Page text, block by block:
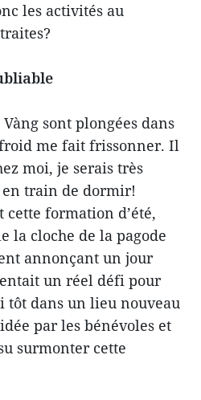
les activités au
sont plongées dans
me fait frissonner. Il
moi, je serais très
train de dormir!
formation d’été,
la cloche de la pagode
annonçant un jour
un réel défi pour
tôt dans un lieu nouveau
par les bénévoles et
surmonter cette